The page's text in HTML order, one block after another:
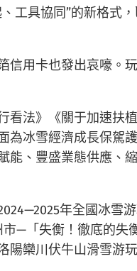
工具協同”的新格式
用卡也發出哀嚎。
法》《關于加速扶
為冰雪經濟成長保駕
、豐盛業態供應、
年全國冰雪
—「失衡！徹底的失
欒川伏牛山滑雪游